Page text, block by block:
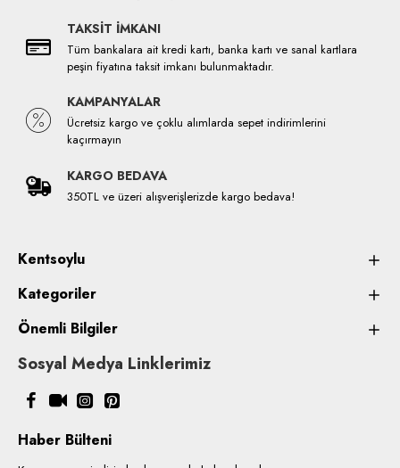
TAKSİT İMKANI
Tüm bankalara ait kredi kartı, banka kartı ve sanal kartlara
peşin fiyatına taksit imkanı bulunmaktadır.
KAMPANYALAR
Ücretsiz kargo ve çoklu alımlarda sepet indirimlerini
kaçırmayın
KARGO BEDAVA
350TL ve üzeri alışverişlerizde kargo bedava!
Kentsoylu
Kategoriler
Önemli Bilgiler
Sosyal Medya Linklerimiz
Haber Bülteni